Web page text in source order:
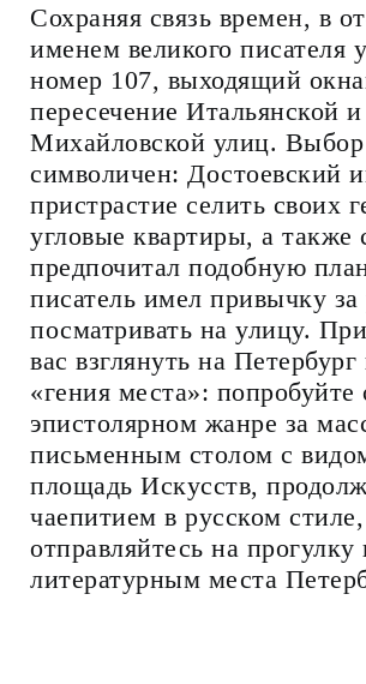
Сохраняя связь времен, в
именем великого писателя
номер 107, выходящий
пересечение Итальянской и
Михайловской улиц. Выбор
символичен: Достоевский
пристрастие селить своих
угловые квартиры, а также
предпочитал подобную
писатель имел привычку за
посматривать на улицу.
вас взглянуть на Петербург
«гения места»: попробуйте
эпистолярном жанре за
письменным столом с
площадь Искусств,
чаепитием в русском
отправляйтесь на прогулку
литературным места